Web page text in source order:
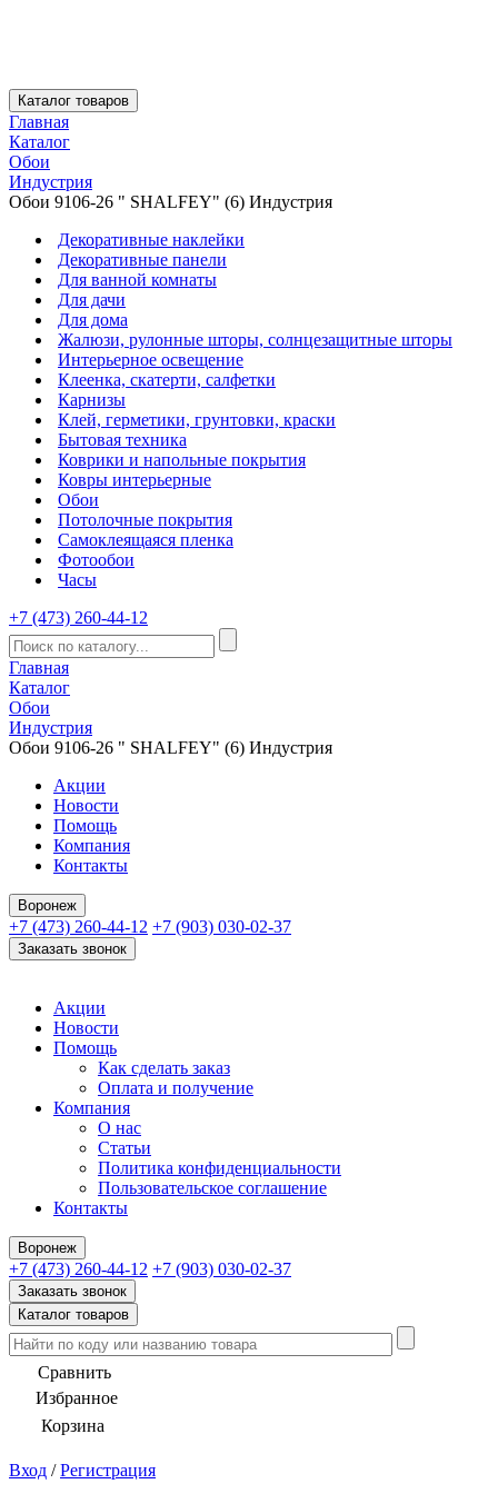
Каталог товаров
Главная
Каталог
Обои
Индустрия
Обои 9106-26 " SHALFEY" (6) Индустрия
Декоративные наклейки
Декоративные панели
Для ванной комнаты
Для дачи
Для дома
Жалюзи, рулонные шторы, солнцезащитные шторы
Интерьерное освещение
Клеенка, скатерти, салфетки
Карнизы
Клей, герметики, грунтовки, краски
Бытовая техника
Коврики и напольные покрытия
Ковры интерьерные
Обои
Потолочные покрытия
Самоклеящаяся пленка
Фотообои
Часы
+7 (473) 260-44-12
Главная
Каталог
Обои
Индустрия
Обои 9106-26 " SHALFEY" (6) Индустрия
Акции
Новости
Помощь
Компания
Контакты
Воронеж
+7 (473) 260-44-12 +7 (903) 030-02-37
Заказать звонок
Акции
Новости
Помощь
Как сделать заказ
Оплата и получение
Компания
О нас
Статьи
Политика конфиденциальности
Пользовательское соглашение
Контакты
Воронеж
+7 (473) 260-44-12 +7 (903) 030-02-37
Заказать звонок
Каталог товаров
Сравнить
Избранное
Корзина
Вход / Регистрация